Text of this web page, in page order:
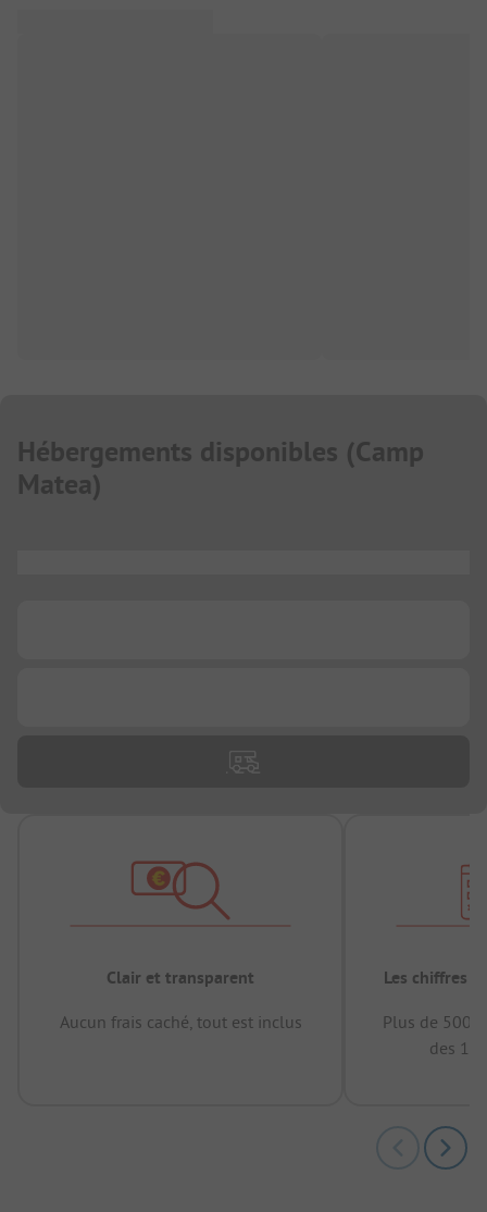
Hébergements disponibles (Camp
Matea)
Clair et transparent
Aucun frais caché, tout est inclus
Les chiffres
Plus de
des 12